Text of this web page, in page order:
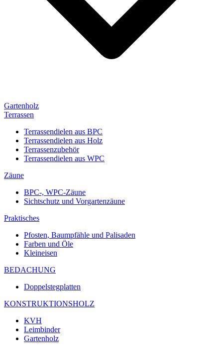
Gartenholz
Terrassen
Terrassendielen aus BPC
Terrassendielen aus Holz
Terrassenzubehör
Terrassendielen aus WPC
Zäune
BPC-, WPC-Zäune
Sichtschutz und Vorgartenzäune
Praktisches
Pfosten, Baumpfähle und Palisaden
Farben und Öle
Kleineisen
BEDACHUNG
Doppelstegplatten
KONSTRUKTIONSHOLZ
KVH
Leimbinder
Gartenholz